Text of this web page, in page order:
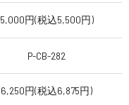
5,000円(税込5,500円)
P-CB-282
6,250円(税込6,875円)